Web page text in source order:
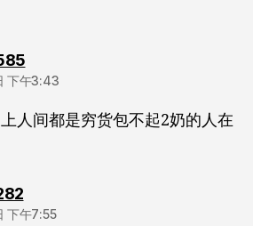
说：
下午3:43
人间都是穷货包不起2奶的人在
说：
下午7:55